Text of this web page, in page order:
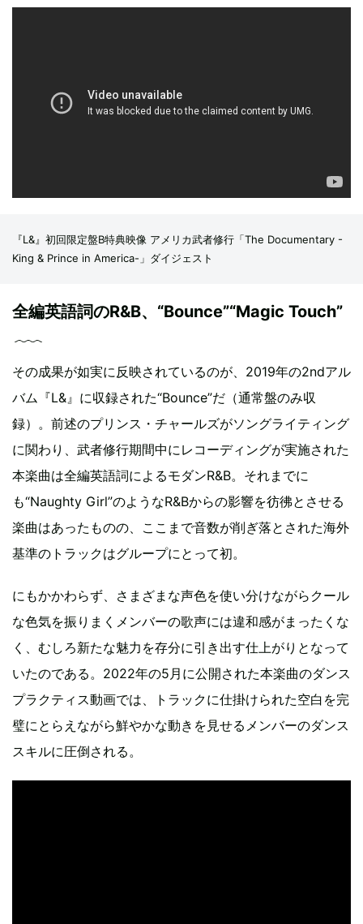
『L&』初回限定盤B特典映像 アメリカ武者修行「The Documentary -
King & Prince in America-」ダイジェスト
全編英語詞のR&B、“Bounce”“Magic Touch”
その成果が如実に反映されているのが、2019年の2ndアル
バム『L&』に収録された“Bounce”だ（通常盤のみ収
録）。前述のプリンス・チャールズがソングライティング
に関わり、武者修行期間中にレコーディングが実施された
本楽曲は全編英語詞によるモダンR&B。それまでに
も“Naughty Girl”のようなR&Bからの影響を彷彿とさせる
楽曲はあったものの、ここまで音数が削ぎ落とされた海外
基準のトラックはグループにとって初。
にもかかわらず、さまざまな声色を使い分けながらクール
な色気を振りまくメンバーの歌声には違和感がまったくな
く、むしろ新たな魅力を存分に引き出す仕上がりとなって
いたのである。2022年の5月に公開された本楽曲のダンス
プラクティス動画では、トラックに仕掛けられた空白を完
璧にとらえながら鮮やかな動きを見せるメンバーのダンス
スキルに圧倒される。